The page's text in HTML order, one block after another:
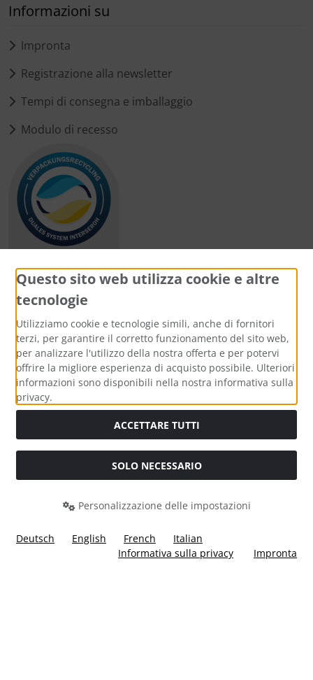
Informazioni su
Impronta
Registrazione alla newsletter
Tempi di consegna e imballaggio
Modulo di recesso
Metodi di pagamento
Media sociali
Modulo di recesso
Questo sito web utilizza cookie e altre
tecnologie
Utilizziamo cookie e tecnologie simili, anche di fornitori
terzi, per garantire il corretto funzionamento del sito web,
per analizzare l'utilizzo della nostra offerta e per potervi
offrire la migliore esperienza di acquisto possibile. Ulteriori
informazioni sono disponibili nella nostra informativa sulla
privacy.
ACCETTARE TUTTI
SOLO NECESSARIO
Personalizzazione delle impostazioni
Deutsch English French
Italian
Informativa sulla privacy
Impronta